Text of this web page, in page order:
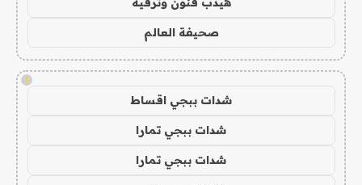
صحيفة العالم
!
شدات ببجي اقساط
شدات ببجي تمارا
شدات ببجي تمارا